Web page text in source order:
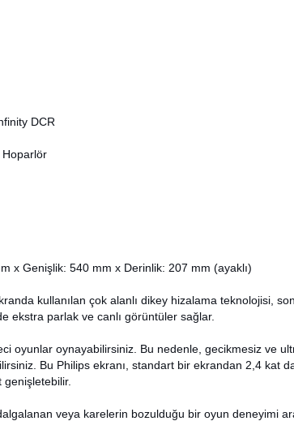
DCR
Hoparlör
x Genişlik: 540 mm x Derinlik: 207 mm (ayaklı)
kullanılan çok alanlı dikey hizalama teknolojisi,
ekstra parlak ve canlı görüntüler sağlar.
oyunlar oynayabilirsiniz. Bu nedenle, gecikmesiz ve
Bu Philips ekranı, standart bir ekrandan 2,4 kat
veya karelerin bozulduğu bir oyun deneyimi